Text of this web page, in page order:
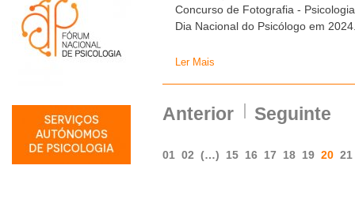
Concurso de Fotografia -
Dia Nacional do Psicólogo em
Ler Mais
Anterior Seguinte
01 02 (…) 15 16 17 18 19 20 21